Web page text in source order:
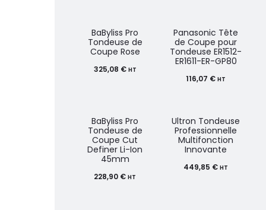
BaByliss Pro
Tondeuse de
Coupe Rose
325,08 € HT
Panasonic Tête
de Coupe pour
Tondeuse ER1512-
ER1611-ER-GP80
116,07 € HT
BaByliss Pro
Tondeuse de
Coupe Cut
Definer Li-Ion
45mm
228,90 € HT
Ultron Tondeuse
Professionnelle
Multifonction
Innovante
449,85 € HT